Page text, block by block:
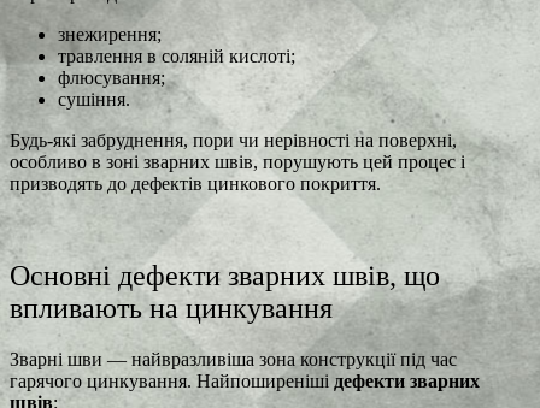
знежирення;
травлення в соляній кислоті;
флюсування;
сушіння.
Будь-які забруднення, пори чи нерівності на поверхні,
особливо в зоні зварних швів, порушують цей процес і
призводять до дефектів цинкового покриття.
Основні дефекти зварних швів, що
впливають на цинкування
Зварні шви — найвразливіша зона конструкції під час
гарячого цинкування. Найпоширеніші дефекти зварних
швів: